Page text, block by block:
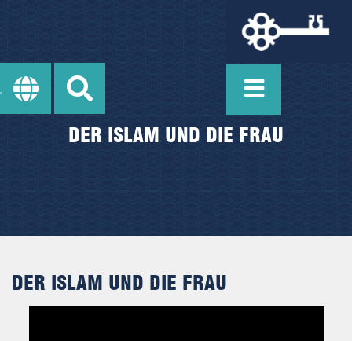
DER ISLAM UND DIE FRAU
DER ISLAM UND DIE FRAU